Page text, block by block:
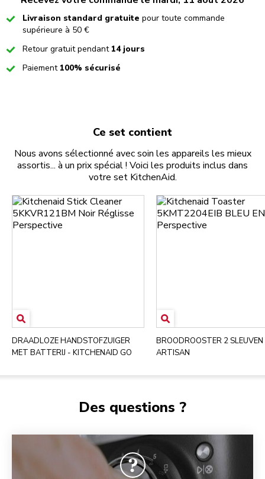
CheckedLivraison standard gratuite pour toute commande
supérieure à 50 €
CheckedRetour gratuit pendant 14 jours
CheckedPaiement 100% sécurisé
Ce set contient
Nous avons sélectionné avec soin les appareils les mieux
assortis... à un prix spécial ! Voici les produits inclus dans
votre set KitchenAid.
DRAADLOZE HANDSTOFZUIGER
MET BATTERIJ - KITCHENAID GO
BROODROOSTER 2
ARTISAN
Des questions ?